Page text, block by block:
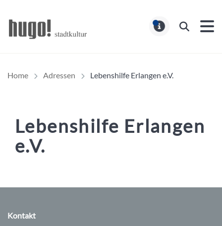
Suchen
Home Adressen Lebenshilfe Erlangen e.V.
Lebenshilfe Erlangen
e.V.
Kontakt